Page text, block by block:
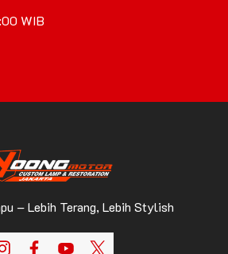
WIB
– Lebih Terang, Lebih Stylish